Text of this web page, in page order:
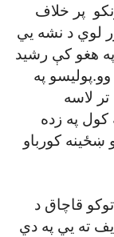
پر خلاف
لوي د نشه يي
هغو کې رشيد
په
چرس تر لاسه
په زده
کورباو
قاچاق د
ته يي په دي